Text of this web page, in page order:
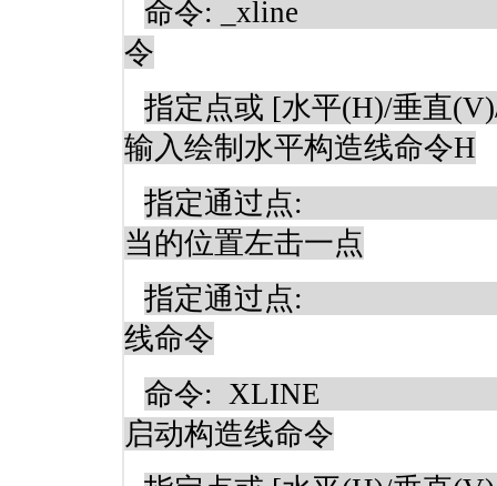
命令: _xline
令
指定点或 [水平(H)/垂直
输入绘制水平构造线命令H
指定通过点:
当的位置左击一点
指定通过点:
线命令
命令: XLINE
启动构造线命令